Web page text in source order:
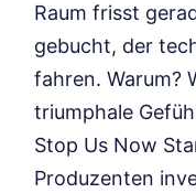
Raum frisst
gebucht, der
fahren. Warum?
triumphale
Stop Us Now
Produzenten